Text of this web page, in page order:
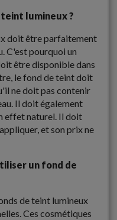
lumineux ?
doit être parfaitement
C'est pourquoi un
être disponible dans
le fond de teint doit
ne doit pas contenir
Il doit également
effet naturel. Il doit
et son prix ne
un fond de
de teint lumineux
Ces cosmétiques